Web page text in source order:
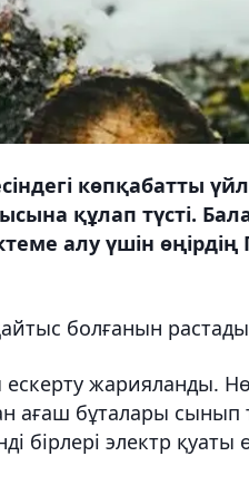
көпқабатты
құлап түсті.
алу үшін
болғанын
ескерту жарияланды.
ағаш бұталары сынып
бірлері электр